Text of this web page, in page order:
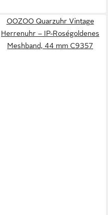
OOZOO Quarzuhr Vintage
Herrenuhr – IP-Roségoldenes
Meshband, 44 mm C9357